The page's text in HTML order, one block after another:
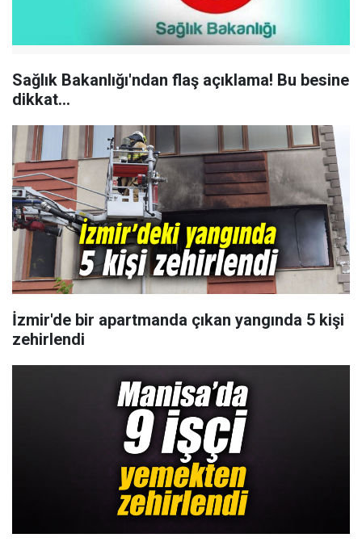
Sağlık Bakanlığı'ndan flaş açıklama! Bu besine
dikkat...
İzmir'de bir apartmanda çıkan yangında 5 kişi
zehirlendi